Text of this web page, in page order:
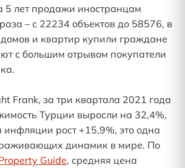
5 лет продажи иностранцам
– с 22234 объектов до 58576, в
и квартир купили граждане
с большим отрывом покупатели
Frank, за три квартала 2021 года
Турции выросли на 32,4%,
инфляции рост +15,9%, это одна
динамик в мире. По
Guide, средняя цена